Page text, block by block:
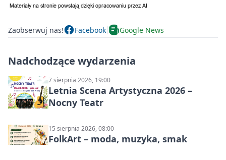
Zaobserwuj nas! Facebook Google News
Nadchodzące wydarzenia
7 sierpnia 2026, 19:00
Letnia Scena Artystyczna 2026 –
Nocny Teatr
15 sierpnia 2026, 08:00
FolkArt – moda, muzyka, smak